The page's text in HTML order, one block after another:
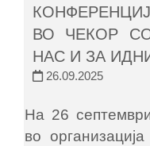
ВО ЧЕКОР
НАС И ЗА
26.09.2025
На 26
во